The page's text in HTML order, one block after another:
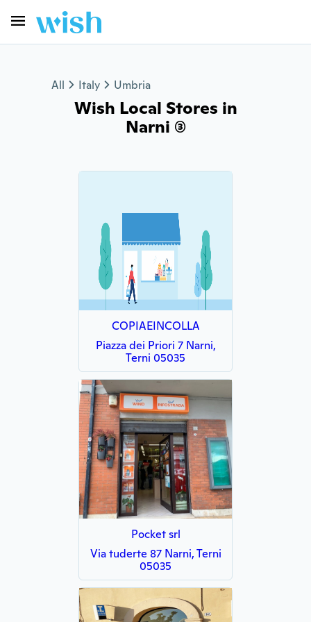
All Italy Umbria
Wish Local Stores in
Narni (3)
COPIAEINCOLLA
Piazza dei Priori 7 Narni,
Terni 05035
Pocket srl
Via tuderte 87 Narni, Terni
05035